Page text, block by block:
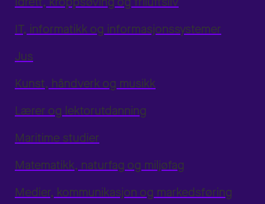
IT, informatikk og informasjonssystemer
Jus
Kunst, håndverk og musikk
Lærer og lektorutdanning
Maritime studier
Matematikk, naturfag og miljøfag
Medier, kommunikasjon og markedsføring